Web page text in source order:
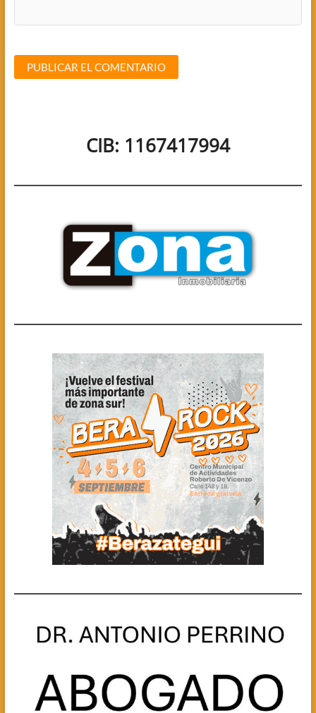
CIB: 1167417994